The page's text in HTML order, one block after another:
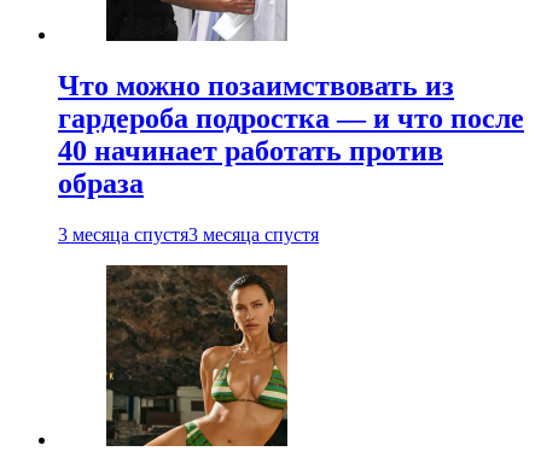
Что можно позаимствовать из
гардероба подростка — и что после
40 начинает работать против
образа
3 месяца спустя3 месяца спустя